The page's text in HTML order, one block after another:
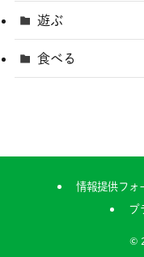
遊ぶ
食べる
情報提供フォ
プ
©